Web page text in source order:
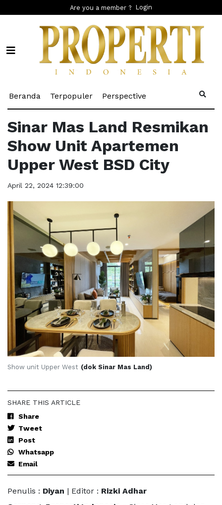
Are you a member ? Login
Beranda (current)
Terpopuler(current)
Perspective
Sinar Mas Land Resmikan
Show Unit Apartemen
Upper West BSD City
April 22, 2024 12:39:00
Show unit Upper West (dok Sinar Mas Land)
SHARE THIS ARTICLE
Share
Tweet
Post
Whatsapp
Email
Penulis : Diyan | Editor : Rizki Adhar